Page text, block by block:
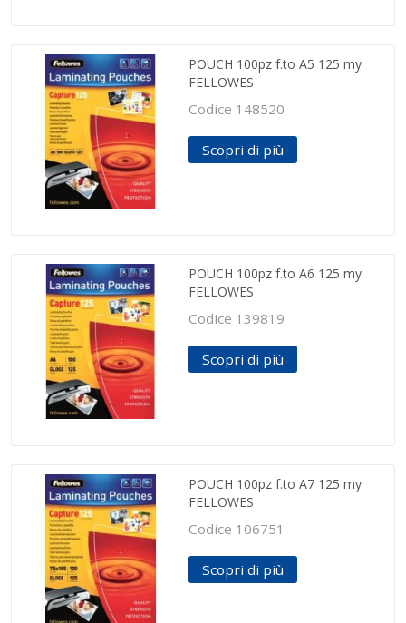
POUCH 100pz f.to A5 125 my
FELLOWES
Codice 148520
Scopri di più
POUCH 100pz f.to A6 125 my
FELLOWES
Codice 139819
Scopri di più
POUCH 100pz f.to A7 125 my
FELLOWES
Codice 106751
Scopri di più